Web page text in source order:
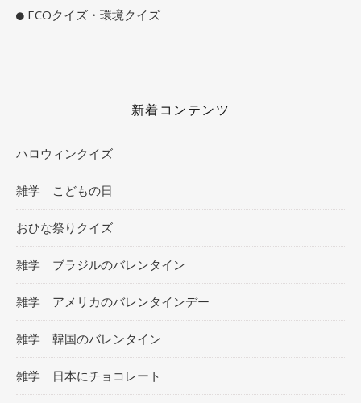
ECOクイズ・環境クイズ
新着コンテンツ
ハロウィンクイズ
雑学 こどもの日
おひな祭りクイズ
雑学 ブラジルのバレンタイン
雑学 アメリカのバレンタインデー
雑学 韓国のバレンタイン
雑学 日本にチョコレート